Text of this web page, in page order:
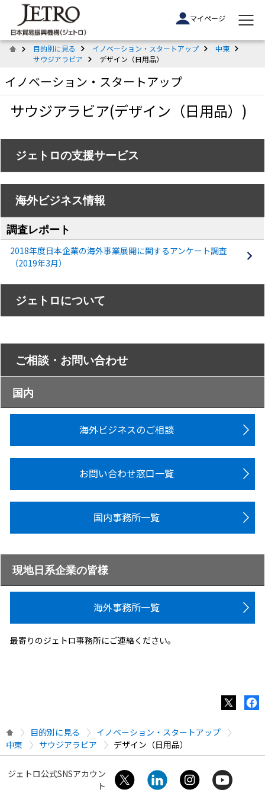
マイページ
目的別に見る イノベーション・スタートアップ
中東
サウジアラビア
デザイン（日用品）
イノベーション・スタートアップ
サウジアラビア(デザイン（日用品）)
ジェトロの支援サービス
海外ビジネス情報
調査レポート
2018年度日本企業の海外事業展開に関するアンケート調査
（2019年3月）
ジェトロについて
ご相談・お問い合わせ
国内
海外ビジネスのご相談
お問い合わせ窓口一覧
国内事務所一覧
現地日系企業の皆様
海外事務所一覧
最寄りのジェトロ事務所にご連絡ください。
目的別に見る
イノベーション・スタートアップ
中東
サウジアラビア デザイン（日用品）
ジェトロ公式SNSアカウン
ト